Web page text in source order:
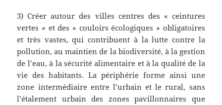
3) Créer autour des villes centres des « ceintures
vertes » et des « couloirs écologiques » obligatoires
et très vastes, qui contribuent à la lutte contre la
pollution, au maintien de la biodiversité, à la gestion
de l’eau, à la sécurité alimentaire et à la qualité de la
vie des habitants. La périphérie forme ainsi une
zone intermédiaire entre l’urbain et le rural, sans
l’étalement urbain des zones pavillonnaires que